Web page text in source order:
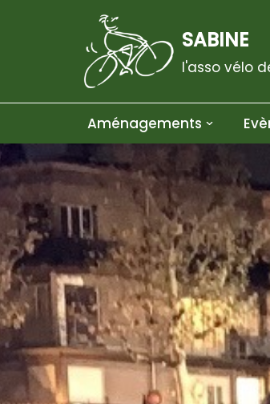
SABINE
l'asso vélo
Aménagements